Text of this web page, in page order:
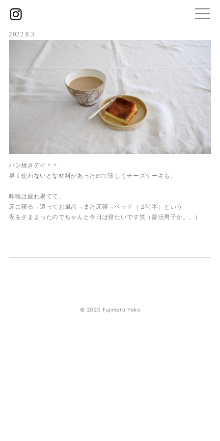
2022.8.3
パン焼きデイ＾＾
早く使わないとな材料があったので珍しくチーズケーキも。
昨晩は疲れ果てて、
床に寝る→這ってお風呂→また床寝→ベッド（２時半）という
夜をさまよったのでちゃんと今日は寝たいです笑（部活男子か。。）
© 2020 Fujimoto Yoko